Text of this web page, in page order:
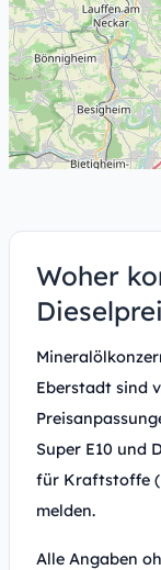
Woher
Eberstadt sind
Super E10 und
für Kraftstoffe
melden.
Alle Angaben